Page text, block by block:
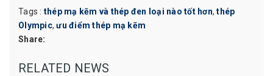
Tags : thép mạ kẽm và thép đen loại nào tốt hơn,thép
Olympic,ưu điểm thép mạ kẽm
Share:
RELATED NEWS